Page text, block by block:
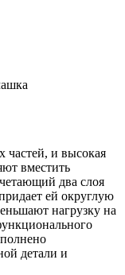
частей, и высокая
вместить
два слоя
ей округлую
нагрузку на
детали и